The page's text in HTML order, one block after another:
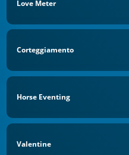
Love Meter
Corteggiamento
Horse Eventing
Valentine